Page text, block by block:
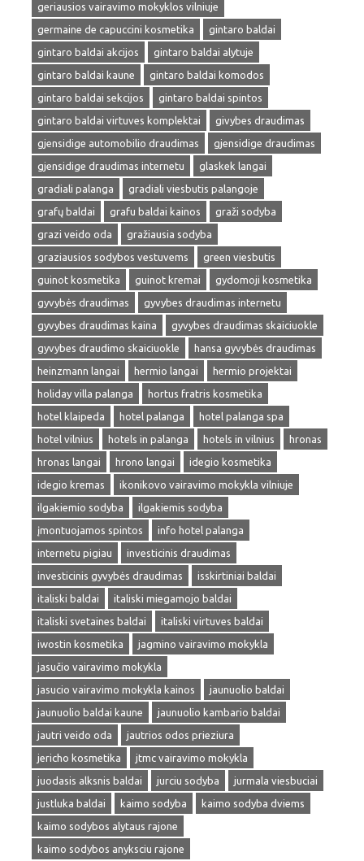
geriausios vairavimo mokyklos vilniuje
germaine de capuccini kosmetika
gintaro baldai
gintaro baldai akcijos
gintaro baldai alytuje
gintaro baldai kaune
gintaro baldai komodos
gintaro baldai sekcijos
gintaro baldai spintos
gintaro baldai virtuves komplektai
givybes draudimas
gjensidige automobilio draudimas
gjensidige draudimas
gjensidige draudimas internetu
glaskek langai
gradiali palanga
gradiali viesbutis palangoje
grafų baldai
grafu baldai kainos
graži sodyba
grazi veido oda
gražiausia sodyba
graziausios sodybos vestuvems
green viesbutis
guinot kosmetika
guinot kremai
gydomoji kosmetika
gyvybės draudimas
gyvybes draudimas internetu
gyvybes draudimas kaina
gyvybes draudimas skaiciuokle
gyvybes draudimo skaiciuokle
hansa gyvybės draudimas
heinzmann langai
hermio langai
hermio projektai
holiday villa palanga
hortus fratris kosmetika
hotel klaipeda
hotel palanga
hotel palanga spa
hotel vilnius
hotels in palanga hotels in vilnius
hronas
hronas langai
hrono langai
idegio kosmetika
idegio kremas
ikonikovo vairavimo mokykla vilniuje
ilgakiemio sodyba
ilgakiemis sodyba
įmontuojamos spintos
info hotel palanga
internetu pigiau
investicinis draudimas
investicinis gyvybės draudimas
isskirtiniai baldai
italiski baldai
italiski miegamojo baldai
italiski svetaines baldai
italiski virtuves baldai
iwostin kosmetika
jagmino vairavimo mokykla
jasučio vairavimo mokykla
jasucio vairavimo mokykla kainos
jaunuolio baldai
jaunuolio baldai kaune
jaunuolio kambario baldai
jautri veido oda
jautrios odos prieziura
jericho kosmetika
jtmc vairavimo mokykla
juodasis alksnis baldai
jurciu sodyba
jurmala viesbuciai
justluka baldai
kaimo sodyba
kaimo sodyba dviems
kaimo sodybos alytaus rajone
kaimo sodybos anyksciu rajone